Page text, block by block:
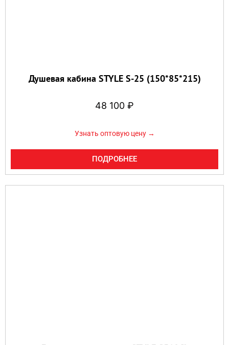
Душевая кабина STYLE S-25 (150*85*215)
48 100 ₽
Узнать оптовую цену →
ПОДРОБНЕЕ